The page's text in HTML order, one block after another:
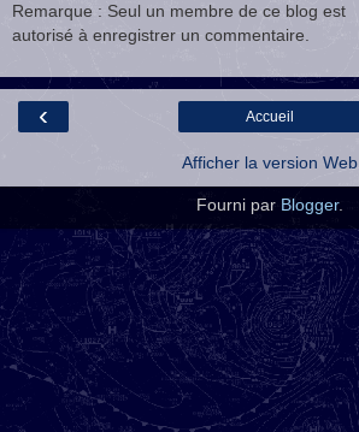
Remarque : Seul un membre de ce blog est
autorisé à enregistrer un commentaire.
‹ Accueil
Afficher la version Web
Fourni par Blogger.